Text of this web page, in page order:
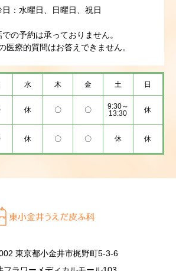
日：水曜日、日曜日、祝日
での予約は承っておりません。
医療的質問はお答えできません。
水 木 金 土 日
休 〇 〇
9:30～
13:30
休
休 〇 〇 休 休
東京都小金井市梶野町5-3-6